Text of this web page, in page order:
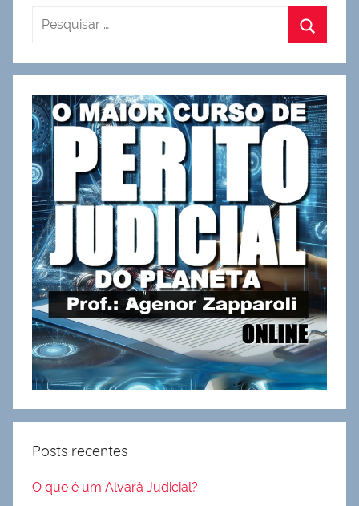
Posts recentes
O que é um Alvará Judicial?